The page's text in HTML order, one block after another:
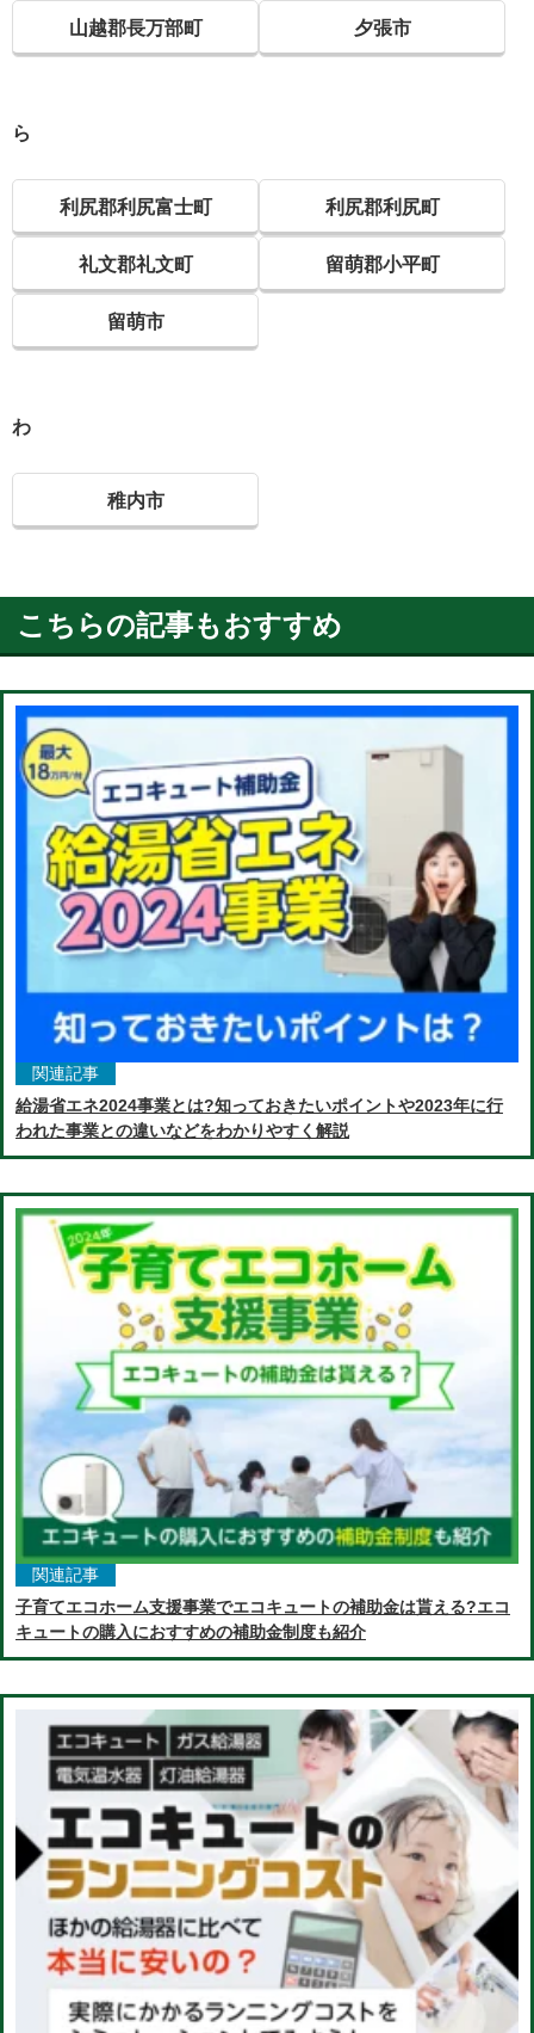
山越郡長万部町 夕張市
ら
利尻郡利尻富士町 利尻郡利尻町
礼文郡礼文町 留萌郡小平町
留萌市
わ
稚内市
こちらの記事もおすすめ
関連記事
給湯省エネ2024事業とは?知っておきたいポイントや2023年に行
われた事業との違いなどをわかりやすく解説
関連記事
子育てエコホーム支援事業でエコキュートの補助金は貰える?エコ
キュートの購入におすすめの補助金制度も紹介